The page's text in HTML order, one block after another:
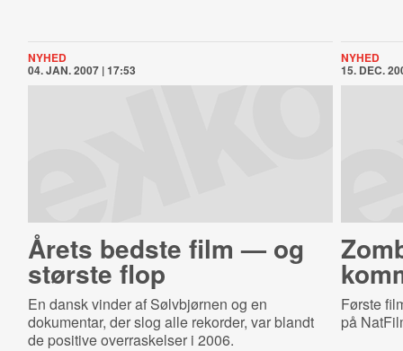
NYHED
04. JAN. 2007 | 17:53
Årets bedste film — og
største flop
En dansk vinder af Sølvbjørnen og en
dokumentar, der slog alle rekorder, var blandt
de positive overraskelser i 2006.
NYHED
15. DEC.
Første
på